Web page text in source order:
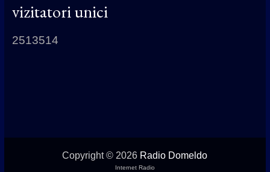
vizitatori unici
2513514
Copyright © 2026 Radio Domeldo
Internet Radio